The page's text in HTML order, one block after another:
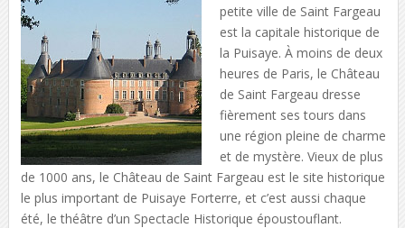
petite ville de Saint Fargeau
est la capitale historique de
la Puisaye. À moins de deux
heures de Paris, le Château
de Saint Fargeau dresse
fièrement ses tours dans
une région pleine de charme
et de mystère. Vieux de plus
de 1000 ans, le Château de Saint Fargeau est le site historique
le plus important de Puisaye Forterre, et c’est aussi chaque
été, le théâtre d’un Spectacle Historique époustouflant.